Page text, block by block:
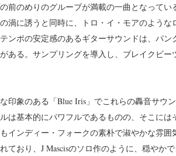
前のめりのグルーブが満載の一曲となって
渦に誘うと同時に、トロ・イ・モアのよう
ンポの安定感のあるギターサウンドは、パ
ある。サンプリングを導入し、ブレイクビ
印象のある「Blue Iris」でこれらの轟音サウ
は基本的にパワフルであるものの、そこに
インディー・フォークの素朴で淑やかな雰囲
ており、J Mascisのソロ作のように、穏やか